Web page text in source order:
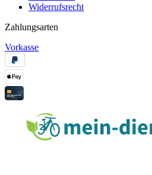
Widerrufsrecht
Zahlungsarten
Vorkasse